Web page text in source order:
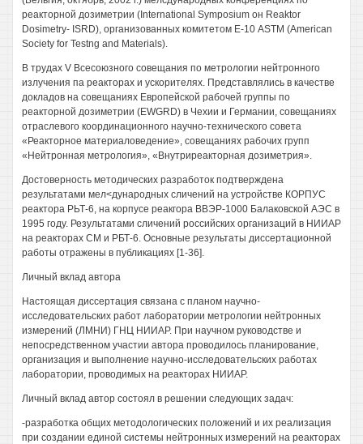
реакторной дозиметрии (International Symposium он Reaktor
Dosimetry- ISRD), организованных комитетом Е-10 ASTM (American
Society for Testng and Materials).
В трудах V Всесоюзного совещания по метрологии нейтронного
излучения па реакторах и ускорителях. Представлялись в качестве
докладов на совещаниях Европейской рабочей группы по
реакторной дозиметрии (EWGRD) в Чехии и Германии, совещаниях
отраслевого координационного научно-технического совета
«Реакторное материаловедение», совещаниях рабочих групп
«Нейтронная метрология», «Внутриреакторная дозиметрия».
Достоверность методических разработок подтверждена
результатами мел<дународных сличений на устройстве КОРПУС
реактора РЬТ-6, на корпусе реакгора ВВЭР-1000 Балаковской АЭС в
1995 году. Результатами сличений российских организаций в НИИАР
на реакторах СМ и РБТ-6. Основные результаты диссертационной
работы отражены в публикациях [1-36].
Личный вклад автора
Настоящая диссертация связана с планом научно-
исследовательских работ лаборатории метрологии нейтронных
измерений (ЛМНИ) ГНЦ НИИАР. При научном руководстве и
непосредственном участии автора проводилось планирование,
организация и выполнение научно-исследовательских работах
лаборатории, проводимых на реакторах НИИАР.
Личный вклад автор состоял в решении следующих задач:
-разработка общих методологических положений и их реализация
при создании единой системы нейтронных измерений на реакторах